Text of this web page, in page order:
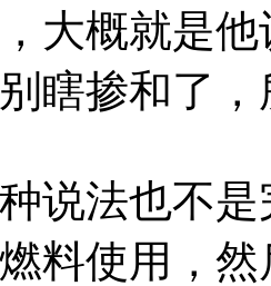
大概就是
瞎掺和了
说法也不
料使用，